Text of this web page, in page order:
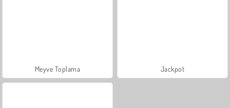
Meyve Toplama Jackpot